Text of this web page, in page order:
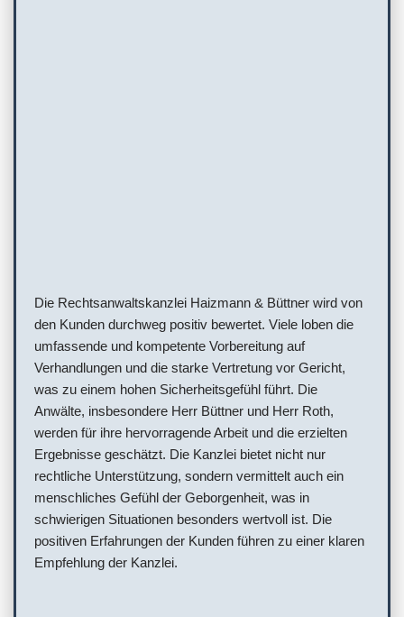
Die Rechtsanwaltskanzlei Haizmann & Büttner wird von
den Kunden durchweg positiv bewertet. Viele loben die
umfassende und kompetente Vorbereitung auf
Verhandlungen und die starke Vertretung vor Gericht,
was zu einem hohen Sicherheitsgefühl führt. Die
Anwälte, insbesondere Herr Büttner und Herr Roth,
werden für ihre hervorragende Arbeit und die erzielten
Ergebnisse geschätzt. Die Kanzlei bietet nicht nur
rechtliche Unterstützung, sondern vermittelt auch ein
menschliches Gefühl der Geborgenheit, was in
schwierigen Situationen besonders wertvoll ist. Die
positiven Erfahrungen der Kunden führen zu einer klaren
Empfehlung der Kanzlei.